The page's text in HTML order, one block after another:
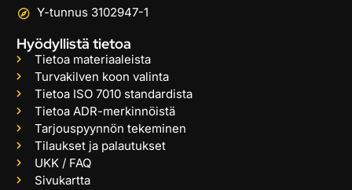
Y-tunnus 3102947-1
Hyödyllistä tietoa
Tietoa materiaaleista
Turvakilven koon valinta
Tietoa ISO 7010 standardista
Tietoa ADR-merkinnöistä
Tarjouspyynnön tekeminen
Tilaukset ja palautukset
UKK / FAQ
Sivukartta